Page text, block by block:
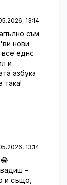
13:14
съм
нови
все едно
и
азбука
така!
13:14
–
и също,